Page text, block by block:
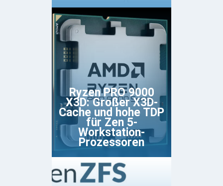
Ryzen PRO 9000
X3D: Großer X3D-
Cache und hohe TDP
für Zen 5-
Workstation-
Prozessoren